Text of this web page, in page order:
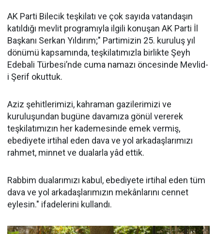
AK Parti Bilecik teşkilatı ve çok sayıda vatandaşın
katıldığı mevlit programıyla ilgili konuşan AK Parti İl
Başkanı Serkan Yıldırım;" Partimizin 25. kuruluş yıl
dönümü kapsamında, teşkilatımızla birlikte Şeyh
Edebali Türbesi’nde cuma namazı öncesinde Mevlid-
i Şerif okuttuk.
Aziz şehitlerimizi, kahraman gazilerimizi ve
kuruluşundan bugüne davamıza gönül vererek
teşkilatımızın her kademesinde emek vermiş,
ebediyete irtihal eden dava ve yol arkadaşlarımızı
rahmet, minnet ve dualarla yâd ettik.
Rabbim dualarımızı kabul, ebediyete irtihal eden tüm
dava ve yol arkadaşlarımızın mekânlarını cennet
eylesin." ifadelerini kullandı.